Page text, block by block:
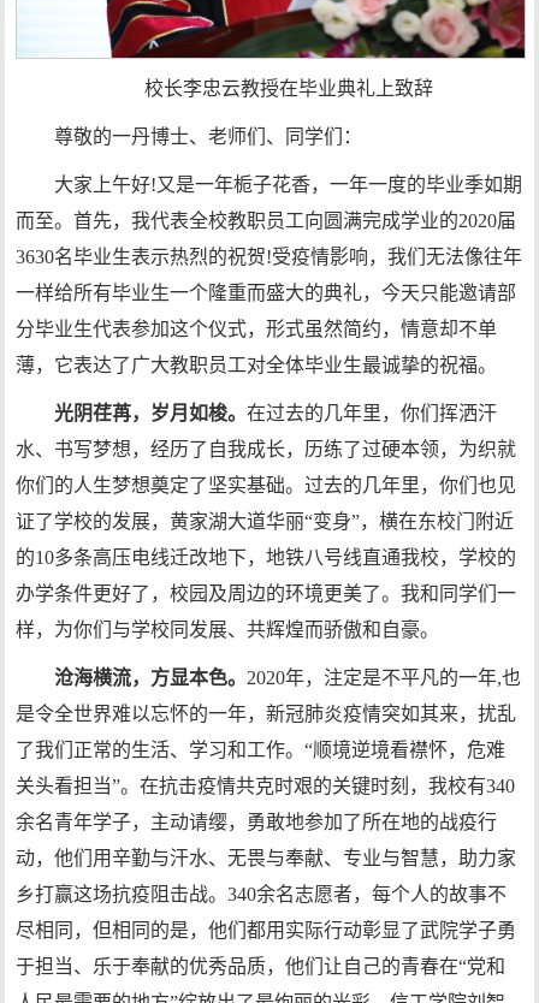
校长李忠云教授在毕业典礼上致辞
尊敬的一丹博士、老师们、同学们：
大家上午好!又是一年栀子花香，一年一度的毕业季如期
而至。首先，我代表全校教职员工向圆满完成学业的2020届
3630名毕业生表示热烈的祝贺!受疫情影响，我们无法像往年
一样给所有毕业生一个隆重而盛大的典礼，今天只能邀请部
分毕业生代表参加这个仪式，形式虽然简约，情意却不单
薄，它表达了广大教职员工对全体毕业生最诚挚的祝福。
光阴荏苒，岁月如梭。在过去的几年里，你们挥洒汗
水、书写梦想，经历了自我成长，历练了过硬本领，为织就
你们的人生梦想奠定了坚实基础。过去的几年里，你们也见
证了学校的发展，黄家湖大道华丽“变身”，横在东校门附近
的10多条高压电线迁改地下，地铁八号线直通我校，学校的
办学条件更好了，校园及周边的环境更美了。我和同学们一
样，为你们与学校同发展、共辉煌而骄傲和自豪。
沧海横流，方显本色。 2020年，注定是不平凡的一年,也
是令全世界难以忘怀的一年，新冠肺炎疫情突如其来，扰乱
了我们正常的生活、学习和工作。“顺境逆境看襟怀，危难
关头看担当”。在抗击疫情共克时艰的关键时刻，我校有340
余名青年学子，主动请缨，勇敢地参加了所在地的战疫行
动，他们用辛勤与汗水、无畏与奉献、专业与智慧，助力家
乡打赢这场抗疫阻击战。340余名志愿者，每个人的故事不
尽相同，但相同的是，他们都用实际行动彰显了武院学子勇
于担当、乐于奉献的优秀品质，他们让自己的青春在“党和